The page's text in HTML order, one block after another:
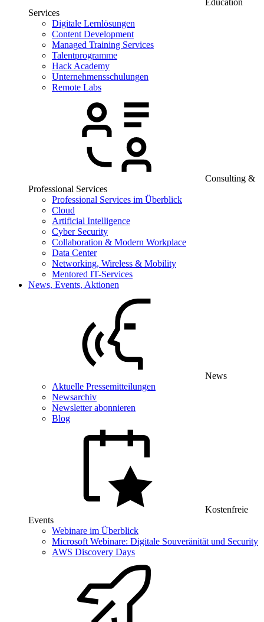
Education
Services
Digitale Lernlösungen
Content Development
Managed Training Services
Talentprogramme
Hack Academy
Unternehmensschulungen
Remote Labs
Consulting &
Professional Services
Professional Services im Überblick
Cloud
Artificial Intelligence
Cyber Security
Collaboration & Modern Workplace
Data Center
Networking, Wireless & Mobility
Mentored IT-Services
News, Events, Aktionen
News
Aktuelle Pressemitteilungen
Newsarchiv
Newsletter abonnieren
Blog
Kostenfreie
Events
Webinare im Überblick
Microsoft Webinare: Digitale Souveränität und Security
AWS Discovery Days